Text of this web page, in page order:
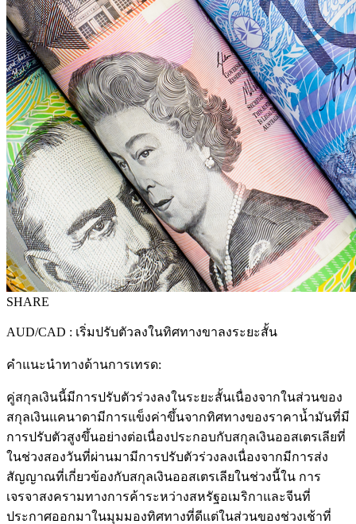
SHARE
AUD/CAD : เริ่มปรับตัวลงในทิศทางขาลงระยะสั้น
คำแนะนำทางด้านการเทรด:
คู่สกุลเงินนี้มีการปรับตัวร่วงลงในระยะสั้นเนื่องจากในส่วนของ
สกุลเงินแคนาดามีการแข็งค่าขึ้นจากทิศทางของราคาน้ำมันที่มี
การปรับตัวสูงขึ้นอย่างต่อเนื่องประกอบกับสกุลเงินออสเตรเลียที่
ในช่วงสองวันที่ผ่านมามีการปรับตัวร่วงลงเนื่องจากมีการส่ง
สัญญาณที่เกี่ยวข้องกับสกุลเงินออสเตรเลียในช่วงนี้ใน การ
เจรจาสงครามทางการค้าระหว่างสหรัฐอเมริกาและจีนที่
ประกาศออกมาในมุมมองทิศทางที่ดีแต่ในส่วนของช่วงเช้าที่